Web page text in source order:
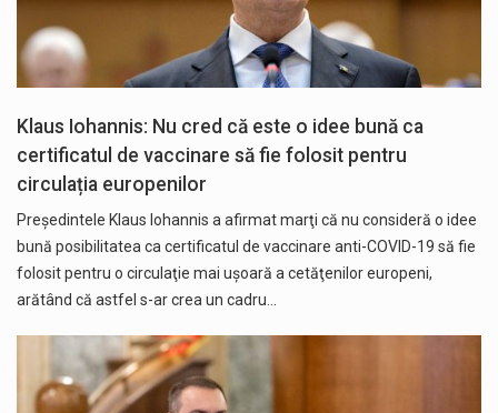
Klaus Iohannis: Nu cred că este o idee bună ca
certificatul de vaccinare să fie folosit pentru
circulația europenilor
Preşedintele Klaus Iohannis a afirmat marţi că nu consideră o idee
bună posibilitatea ca certificatul de vaccinare anti-COVID-19 să fie
folosit pentru o circulaţie mai uşoară a cetăţenilor europeni,
arătând că astfel s-ar crea un cadru…